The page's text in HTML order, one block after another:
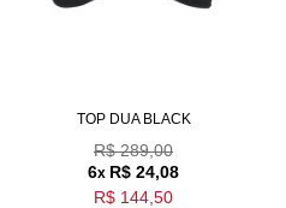
TOP DUA BLACK
R$ 289,00
6x R$ 24,08
R$ 144,50